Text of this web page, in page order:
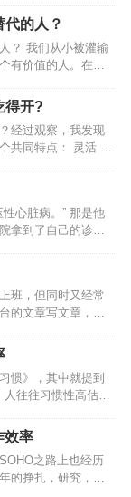
如狮子意识到抓不到
就像那只逃命的兔
器，一边考虑着客
都是在缺钱、缺订
和大多数创业老板
眉紧锁。再加上…
的人？
？ 我们从小被灌输
有价值的人。在职
标准，能力强只是
良好的态度、强烈
个人的工作能力重
个职场化的概念，值
和服…
得开?
经过观察，我发现
共同特点： 灵活 。
浓厚的学生思维，
立。灵活的人，思
质，更不会轻易受
道，只有一把手说
，即使你能力一
就是， 抓住关键少
心脏病。” 那是他
拿到了自己的诊断
，事情到了这种地
时间里，他一直深
胖了21斤，记忆力
以前一样时刻集
现的各种乱子。 生
一刻，让他对自己
班，但同时又经常
的文章写文章，每
天一本书的节奏。
？今天在2016年下
时间管理心得同时
作法》，总结六
管理你的四象限：重
不重要不紧急3.专注
休息，养…
惯》，其中就提到
往往习惯性高估短
无数倍；3. 相比在
一件事，累积起来
率的方法，总结起
天从总结开始，到计
效率
之路上也经历
的挣扎，研究，学